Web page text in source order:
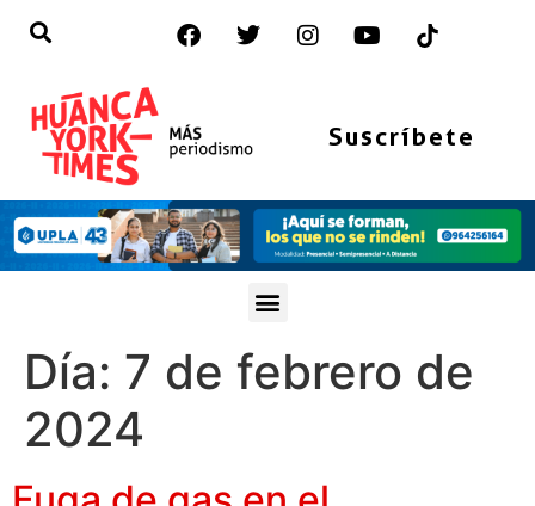
Suscríbete
Día: 7 de febrero de
2024